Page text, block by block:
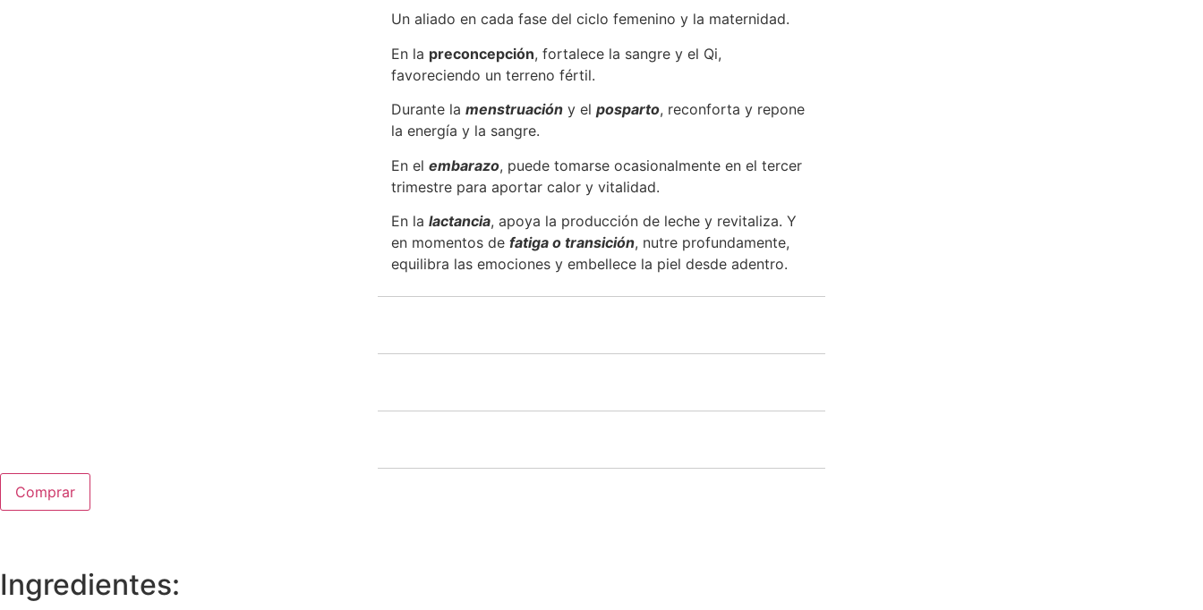
Un aliado en cada fase del ciclo femenino y la maternidad.
En la preconcepción, fortalece la sangre y el Qi,
favoreciendo un terreno fértil.
Durante la menstruación y el posparto, reconforta y repone
la energía y la sangre.
En el embarazo, puede tomarse ocasionalmente en el tercer
trimestre para aportar calor y vitalidad.
En la lactancia, apoya la producción de leche y revitaliza. Y
en momentos de fatiga o transición, nutre profundamente,
equilibra las emociones y embellece la piel desde adentro.
Comprar
Ingredientes: